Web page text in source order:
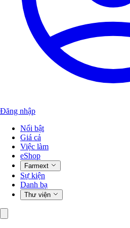
Đăng nhập
Nổi bật
Giá cả
Việc làm
eShop
Farmext
Sự kiện
Danh bạ
Thư viện